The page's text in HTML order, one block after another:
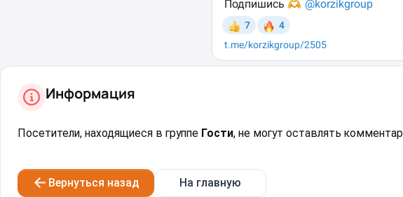
Информация
Посетители, находящиеся в группе Гости, не могут оставлять
Вернуться назад На главную